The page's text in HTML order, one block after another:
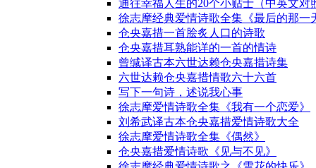
通往幸福人生的20个小贴士（中英文对
徐志摩经典爱情诗歌全集《最后的那一
仓央嘉措一首脍炙人口的诗歌
仓央嘉措耳熟能详的一首的情诗
曾缄译古本六世达赖仓央嘉措诗集
六世达赖仓央嘉措情歌六十六首
写下一句诗，述说我心事
徐志摩爱情诗歌全集《我有一个恋爱》
刘希武译古本仓央嘉措爱情诗歌大全
徐志摩爱情诗歌全集《偶然》
仓央嘉措爱情诗歌《见与不见》